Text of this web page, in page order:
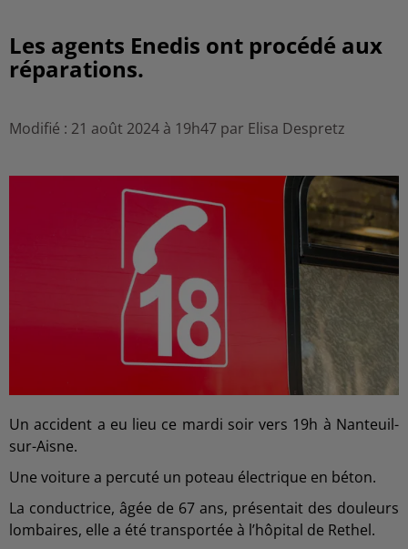
Les agents Enedis ont procédé aux
réparations.
Modifié : 21 août 2024 à 19h47 par Elisa Despretz
Un accident a eu lieu ce mardi soir vers 19h à Nanteuil-
sur-Aisne.
Une voiture a percuté un poteau électrique en béton.
La conductrice, âgée de 67 ans, présentait des douleurs
lombaires, elle a été transportée à l’hôpital de Rethel.